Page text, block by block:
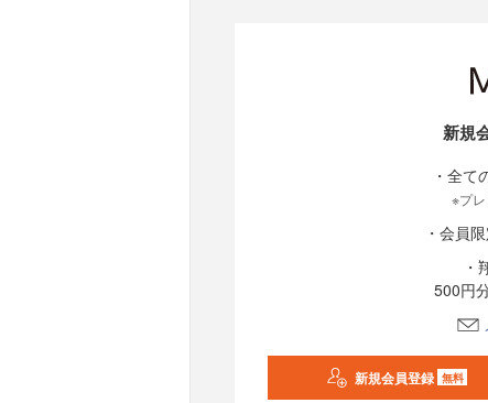
新規
・全て
※プ
・会員
・
500円
新規会員登録 無料